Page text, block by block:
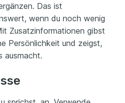
Das ist
wenn du noch wenig
Zusatzinformationen gibst
Persönlichkeit und zeigst,
ausmacht.